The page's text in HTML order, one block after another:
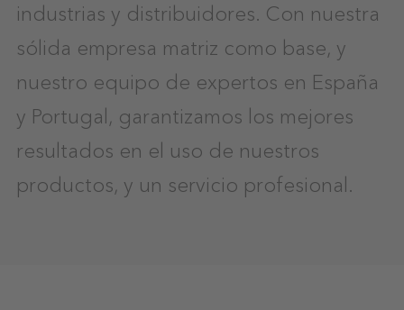
industrias y distribuidores. Con nuestra
sólida empresa matriz como base, y
nuestro equipo de expertos en España
y Portugal, garantizamos los mejores
resultados en el uso de nuestros
productos, y un servicio profesional.